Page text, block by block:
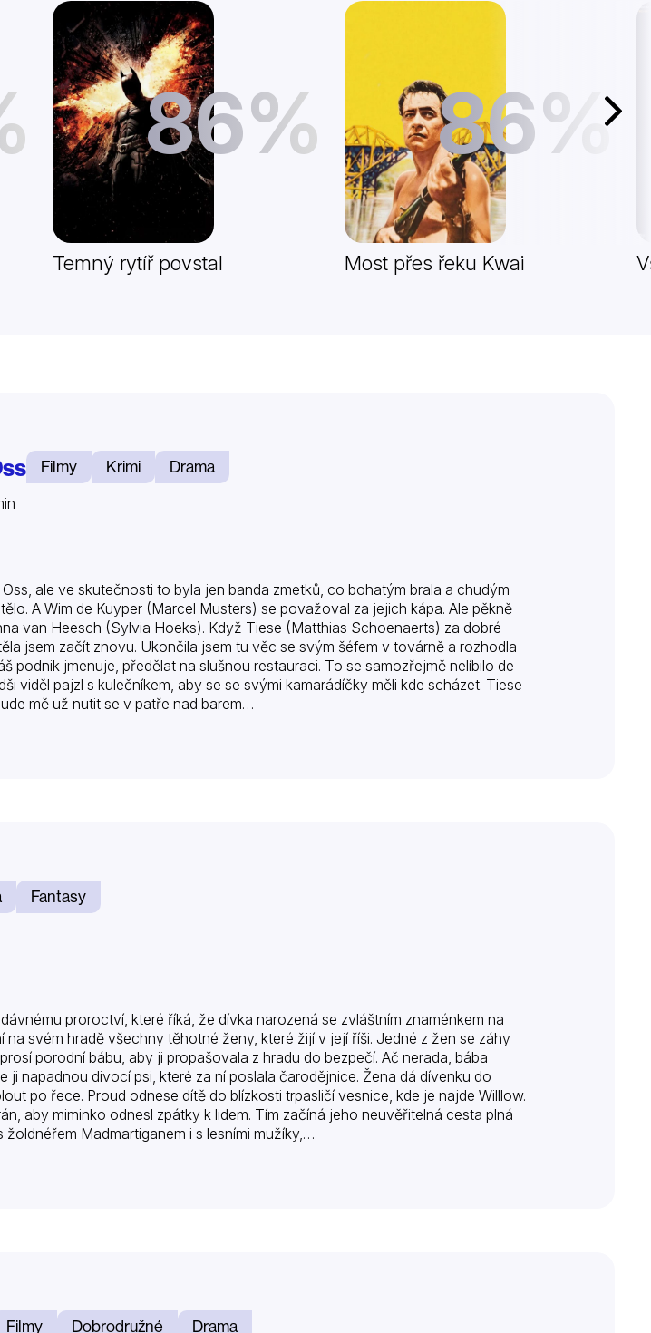
Další
86%
Temný rytíř povstal
86%
Most přes řeku Kwai
Filmy Krimi Drama
ale ve skutečnosti to byla jen banda zmetků, co bohatým brala a chudým
A Wim de Kuyper (Marcel Musters) se považoval za jejich kápa. Ale pěkně
van Heesch (Sylvia Hoeks). Když Tiese (Matthias Schoenaerts) za dobré
jsem začít znovu. Ukončila jsem tu věc se svým šéfem v továrně a rozhodla
podnik jmenuje, předělat na slušnou restauraci. To se samozřejmě nelíbilo de
viděl pajzl s kulečníkem, aby se se svými kamarádíčky měli kde scházet. Tiese
mě už nutit se v patře nad barem…
Fantasy
proroctví, které říká, že dívka narozená se zvláštním znaménkem na
na svém hradě všechny těhotné ženy, které žijí v její říši. Jedné z žen se záhy
porodní bábu, aby ji propašovala z hradu do bezpečí. Ač nerada, bába
ji napadnou divocí psi, které za ní poslala čarodějnice. Žena dá dívenku do
po řece. Proud odnese dítě do blízkosti trpasličí vesnice, kde je najde Willlow.
aby miminko odnesl zpátky k lidem. Tím začíná jeho neuvěřitelná cesta plná
žoldnéřem Madmartiganem i s lesními mužíky,…
Filmy Dobrodružné Drama